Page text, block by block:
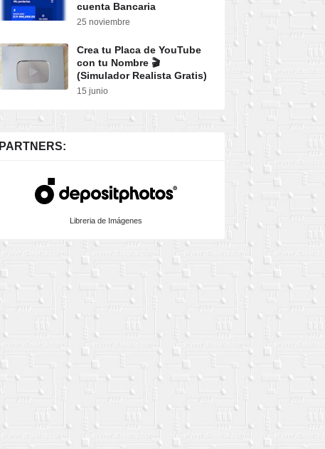
cuenta Bancaria
25 noviembre
Crea tu Placa de YouTube
con tu Nombre 🎬
(Simulador Realista Gratis)
15 junio
PARTNERS:
Libreria de Imágenes